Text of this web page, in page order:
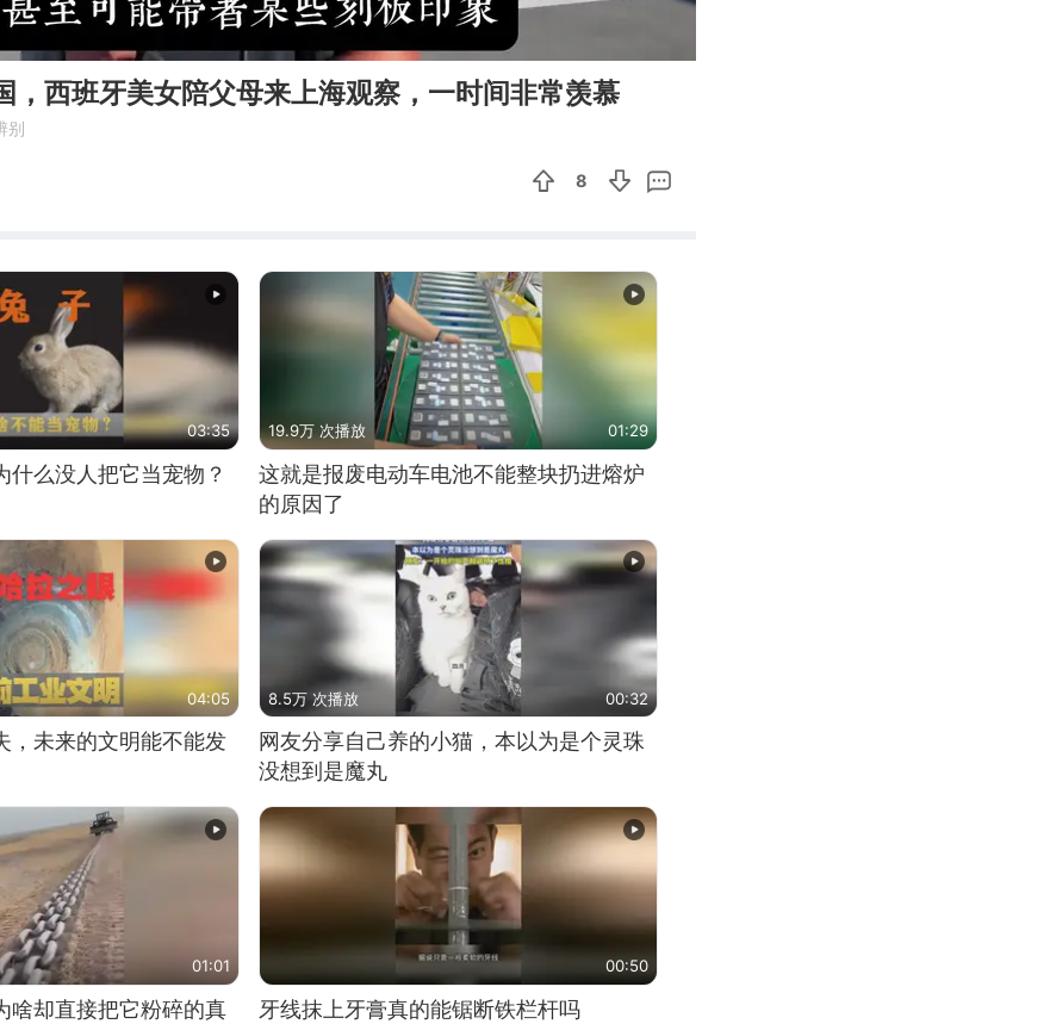
，西班牙美女陪父母来上海观察，一时间非常羡慕
别
8
03:35
什么没人把它当宠物？
19.9万 次播放 01:29
这就是报废电动车电池不能整块扔进熔炉
的原因了
04:05
，未来的文明能不能发
8.5万 次播放 00:32
网友分享自己养的小猫，本以为是个灵珠
没想到是魔丸
01:01
啥却直接把它粉碎的真
00:50
牙线抹上牙膏真的能锯断铁栏杆吗